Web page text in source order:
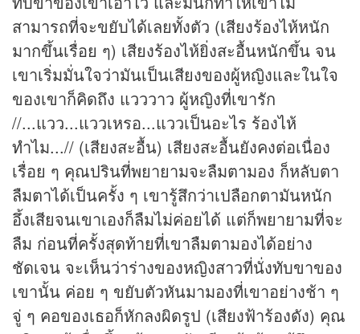
สามารถที่จะขยับได้เลยทั้งตัว (เสียงร้องไห้หนัก
มากขึ้นเรื่อย ๆ) เสียงร้องไห้ยิ่งสะอื้นหนักขึ้น จน
เขาเริ่มมั่นใจว่ามันเป็นเสียงของผู้หญิงและในใจ
ของเขาก็คิดถึง แวววาว ผู้หญิงที่เขารัก
//...แวว...แววเหรอ...แววเป็นอะไร ร้องไห้
ทำไม...// (เสียงสะอื้น) เสียงสะอื้นยังคงต่อเนื่อง
เรื่อย ๆ คุณปรินที่พยายามจะลืมตามอง ก็หลับตา
ลืมตาได้เป็นครั้ง ๆ เขารู้สึกว่าเปลือกตามันหนัก
อึ้งเสียจนเขาเองก็ลืมไม่ค่อยได้ แต่ก็พยายามที่จะ
ลืม ก่อนที่ครั้งสุดท้ายที่เขาลืมตามองได้อย่าง
ชัดเจน จะเห็นว่าร่างของหญิงสาวที่นั่งทับขาของ
เขานั้น ค่อย ๆ ขยับตัวหันมามองที่เขาอย่างช้า ๆ
จู่ ๆ คอของเธอก็หักลงผิดรูป (เสียงฟ้าร้องดัง) คุณ